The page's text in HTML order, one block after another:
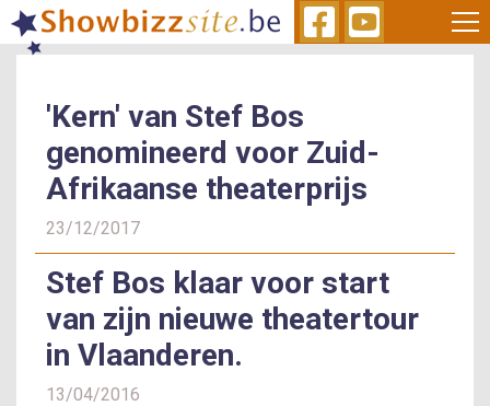
Skip
to
'Kern' van Stef Bos
genomineerd voor Zuid-
Afrikaanse theaterprijs
23/12/2017
Stef Bos klaar voor start
van zijn nieuwe theatertour
in Vlaanderen.
13/04/2016